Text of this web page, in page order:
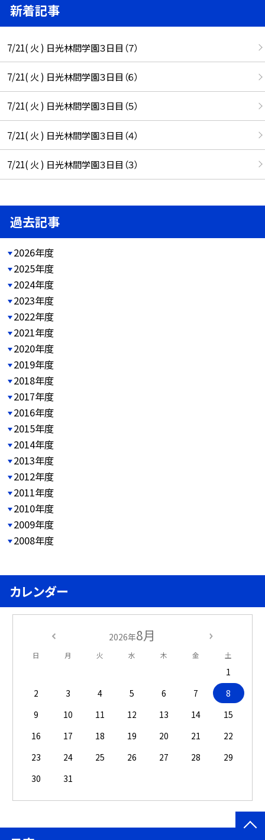
新着記事
7/21( 火 ) 日光林間学園３日目（７）
7/21( 火 ) 日光林間学園３日目（６）
7/21( 火 ) 日光林間学園３日目（５）
7/21( 火 ) 日光林間学園３日目（４）
7/21( 火 ) 日光林間学園３日目（３）
過去記事
2026年度
2025年度
2024年度
2023年度
2022年度
2021年度
2020年度
2019年度
2018年度
2017年度
2016年度
2015年度
2014年度
2013年度
2012年度
2011年度
2010年度
2009年度
2008年度
カレンダー
2026年8月
日 月 火 水 木 金 土
1
2
3 4 5 6 7
8
9
10 11 12 13 14
15
16
17 18 19 20 21
22
23
24 25 26 27 28
29
30
31